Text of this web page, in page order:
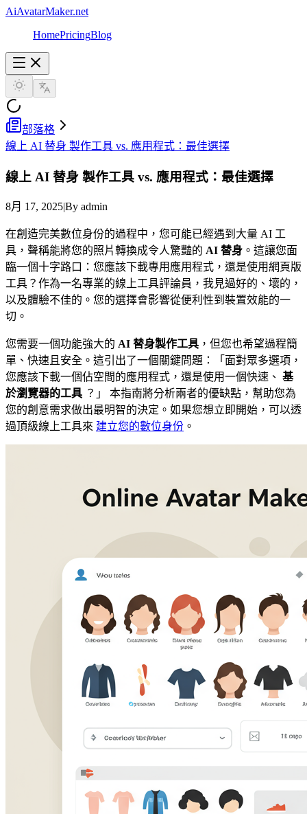
AiAvatarMaker.net
HomePricingBlog
部落格
線上 AI 替身 製作工具 vs. 應用程式：最佳選擇
線上 AI 替身 製作工具 vs. 應用程式：最佳選擇
8月 17, 2025|By admin
在創造完美數位身份的過程中，您可能已經遇到大量 AI 工
具，聲稱能將您的照片轉換成令人驚豔的 AI 替身 。這讓您面
臨一個十字路口：您應該下載專用應用程式，還是使用網頁版
工具？作為一名專業的線上工具評論員，我見過好的、壞的，
以及體驗不佳的。您的選擇會影響從便利性到裝置效能的一
切。
您需要一個功能強大的 AI 替身製作工具 ，但您也希望過程簡
單、快速且安全。這引出了一個關鍵問題：「面對眾多選項，
您應該下載一個佔空間的應用程式，還是使用一個快速、 基
於瀏覽器的工具 ？」 本指南將分析兩者的優缺點，幫助您為
您的創意需求做出最明智的決定。如果您想立即開始，可以透
過頂級線上工具來 建立您的數位身份 。